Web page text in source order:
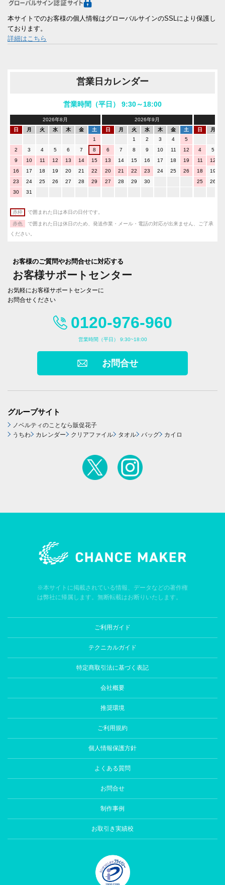
本サイトでのお客様の個人情報はグローバルサインのSSLにより保護し
ております。
詳細はこちら
営業日カレンダー
営業時間（平日） 9:30～18:00
2026年8月
日
月 火 水 木 金
土
1
2
3 4 5 6 7
8
9
10 11 12 13 14
15
16
17 18 19 20 21
22
23
24 25 26 27 28
29
30
31
2026年9月
日
月 火 水 木 金
土
1
2 3 4
5
6
7 8 9 10 11
12
13
14 15 16 17 18
19
20
21 22 23 24 25
26
27
28 29 30
日 月
4 5
11
12
18
19
25
26
赤枠 で囲まれた日は本日の日付です。
赤色
で囲まれた日は休日のため、発送作業・メール・電話の対応が出来ません、ご了承
ください。
お客様のご質問やお問合せに対応する
お客様サポートセンター
お気軽にお客様サポートセンターに
お問合せください
0120-976-960
営業時間（平日） 9:30~18:00
お問合せ
グループサイト
ノベルティのことなら販促花子
うちわ
カレンダー クリアファイル タオル バッグ カイロ
※本サイトに掲載されている情報、データなどの著作権
は弊社に帰属します。無断転載はお断りいたします。
ご利用ガイド
テクニカルガイド
特定商取引法に基づく表記
会社概要
推奨環境
ご利用規約
個人情報保護方針
よくある質問
お問合せ
制作事例
お取引き実績校